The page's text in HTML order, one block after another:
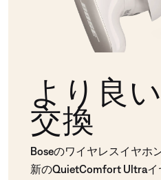
より良
交換
Boseのワイヤレスイヤホ
新のQuietComfort Ultraイ